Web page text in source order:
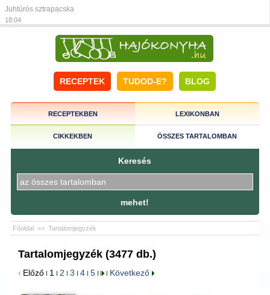
Juhtúrós sztrapacska
18:04
RECEPTEK TUDOD-E? BLOG
RECEPTEKBEN LEXIKONBAN
CIKKEKBEN ÖSSZES TARTALOMBAN
Keresés
mehet!
Főoldal >> Tartalomjegyzék
Tartalomjegyzék (3477 db.)
Előző 1 2 3 4 5 Következő